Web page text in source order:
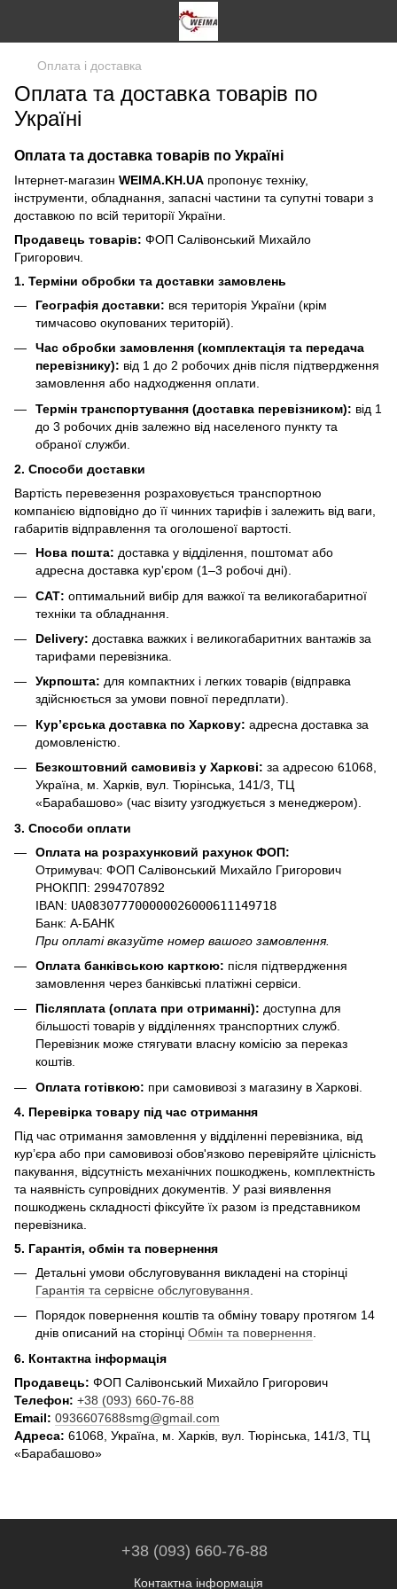
Оплата і доставка
Оплата та доставка товарів по
Україні
Оплата та доставка товарів по Україні
Інтернет-магазин WEIMA.KH.UA пропонує техніку,
інструменти, обладнання, запасні частини та супутні товари з
доставкою по всій території України.
Продавець товарів: ФОП Салівонський Михайло
Григорович.
1. Терміни обробки та доставки замовлень
Географія доставки: вся територія України (крім
тимчасово окупованих територій).
Час обробки замовлення (комплектація та передача
перевізнику): від 1 до 2 робочих днів після підтвердження
замовлення або надходження оплати.
Термін транспортування (доставка перевізником): від 1
до 3 робочих днів залежно від населеного пункту та
обраної служби.
2. Способи доставки
Вартість перевезення розраховується транспортною
компанією відповідно до її чинних тарифів і залежить від ваги,
габаритів відправлення та оголошеної вартості.
Нова пошта: доставка у відділення, поштомат або
адресна доставка кур'єром (1–3 робочі дні).
САТ: оптимальний вибір для важкої та великогабаритної
техніки та обладнання.
Delivery: доставка важких і великогабаритних вантажів за
тарифами перевізника.
Укрпошта: для компактних і легких товарів (відправка
здійснюється за умови повної передплати).
Кур’єрська доставка по Харкову: адресна доставка за
домовленістю.
Безкоштовний самовивіз у Харкові: за адресою 61068,
Україна, м. Харків, вул. Тюрінська, 141/3, ТЦ
«Барабашово» (час візиту узгоджується з менеджером).
3. Способи оплати
Оплата на розрахунковий рахунок ФОП:
Отримувач: ФОП Салівонський Михайло Григорович
РНОКПП: 2994707892
IBAN: UA083077700000026000611149718
Банк: А-БАНК
При оплаті вказуйте номер вашого замовлення.
Оплата банківською карткою: після підтвердження
замовлення через банківські платіжні сервіси.
Післяплата (оплата при отриманні): доступна для
більшості товарів у відділеннях транспортних служб.
Перевізник може стягувати власну комісію за переказ
коштів.
Оплата готівкою: при самовивозі з магазину в Харкові.
4. Перевірка товару під час отримання
Під час отримання замовлення у відділенні перевізника, від
кур’єра або при самовивозі обов'язково перевіряйте цілісність
пакування, відсутність механічних пошкоджень, комплектність
та наявність супровідних документів. У разі виявлення
пошкоджень складності фіксуйте їх разом із представником
перевізника.
5. Гарантія, обмін та повернення
Детальні умови обслуговування викладені на сторінці
Гарантія та сервісне обслуговування
Порядок повернення коштів та обміну товару протягом 14
днів описаний на сторінці Обмін та повернення.
6. Контактна інформація
Продавець: ФОП Салівонський Михайло Григорович
Телефон: +38 (093) 660-76-88
Email: 0936607688smg@gmail.com
Адреса: 61068, Україна, м. Харків, вул. Тюрінська, 141/3, ТЦ
«Барабашово»
+38 (093) 660-76-88
Контактна інформація